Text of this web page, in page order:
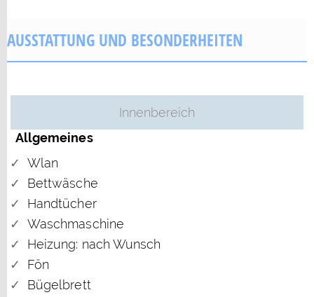
AUSSTATTUNG UND BESONDERHEITEN
Innenbereich
Allgemeines
Wlan
Bettwäsche
Handtücher
Waschmaschine
Heizung: nach Wunsch
Fön
Bügelbrett